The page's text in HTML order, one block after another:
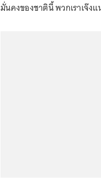
มั่นคงของชาตินี้ พวกเราเจ๊งแ